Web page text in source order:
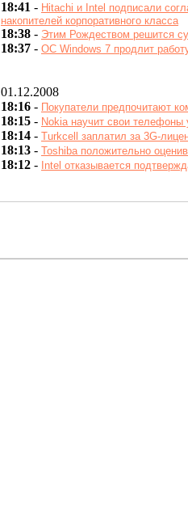
18:41 - Hitachi и Intel подписали
накопителей корпоративного класса
18:38 - Этим Рождеством решится
18:37 - ОС Windows 7 продлит
01.12.2008
18:16 - Покупатели предпочитают
18:15 - Nokia научит свои
18:14 - Turkcell заплатил за 3G-
18:13 - Toshiba положительно
18:12 - Intel отказывается